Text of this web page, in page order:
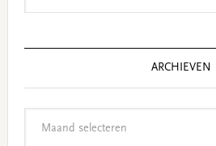
ARCHIEVEN